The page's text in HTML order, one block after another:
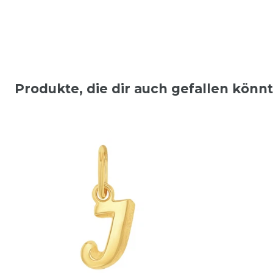
Produkte, die dir auch gefallen